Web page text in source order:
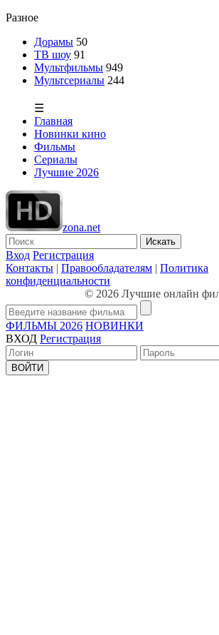
Разное
Дорамы 50
ТВ шоу 91
Мультфильмы 949
Мультсериалы 244
☰
Главная
Новинки кино
Фильмы
Сериалы
Лучшие 2026
zona.net
Искать
Вход Регистрация
Контакты | Правообладателям | Политика
конфиденциальности
© 2026 Лучшие онлайн
ФИЛЬМЫ 2026 НОВИНКИ
ВХОД Регистрация